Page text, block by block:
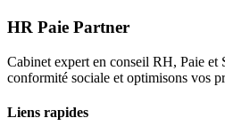
HR Paie Partner
Cabinet expert en conseil RH, Paie
conformité sociale et optimisons vos
Liens rapides